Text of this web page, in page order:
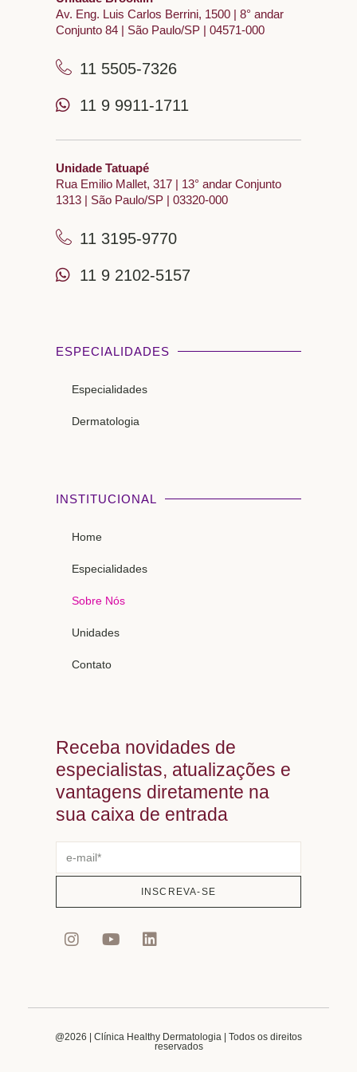
Av. Eng. Luis Carlos Berrini, 1500 | 8° andar
Conjunto 84 | São Paulo/SP | 04571-000
11 5505-7326
11 9 9911-1711
Unidade Tatuapé
Rua Emilio Mallet, 317 | 13° andar Conjunto
1313 | São Paulo/SP | 03320-000
11 3195-9770
11 9 2102-5157
ESPECIALIDADES
Especialidades
Dermatologia
INSTITUCIONAL
Home
Especialidades
Sobre Nós
Unidades
Contato
Receba novidades de
especialistas, atualizações e
vantagens diretamente na
sua caixa de entrada
INSCREVA-SE
@2026 | Clínica Healthy Dermatologia | Todos os direitos
reservados